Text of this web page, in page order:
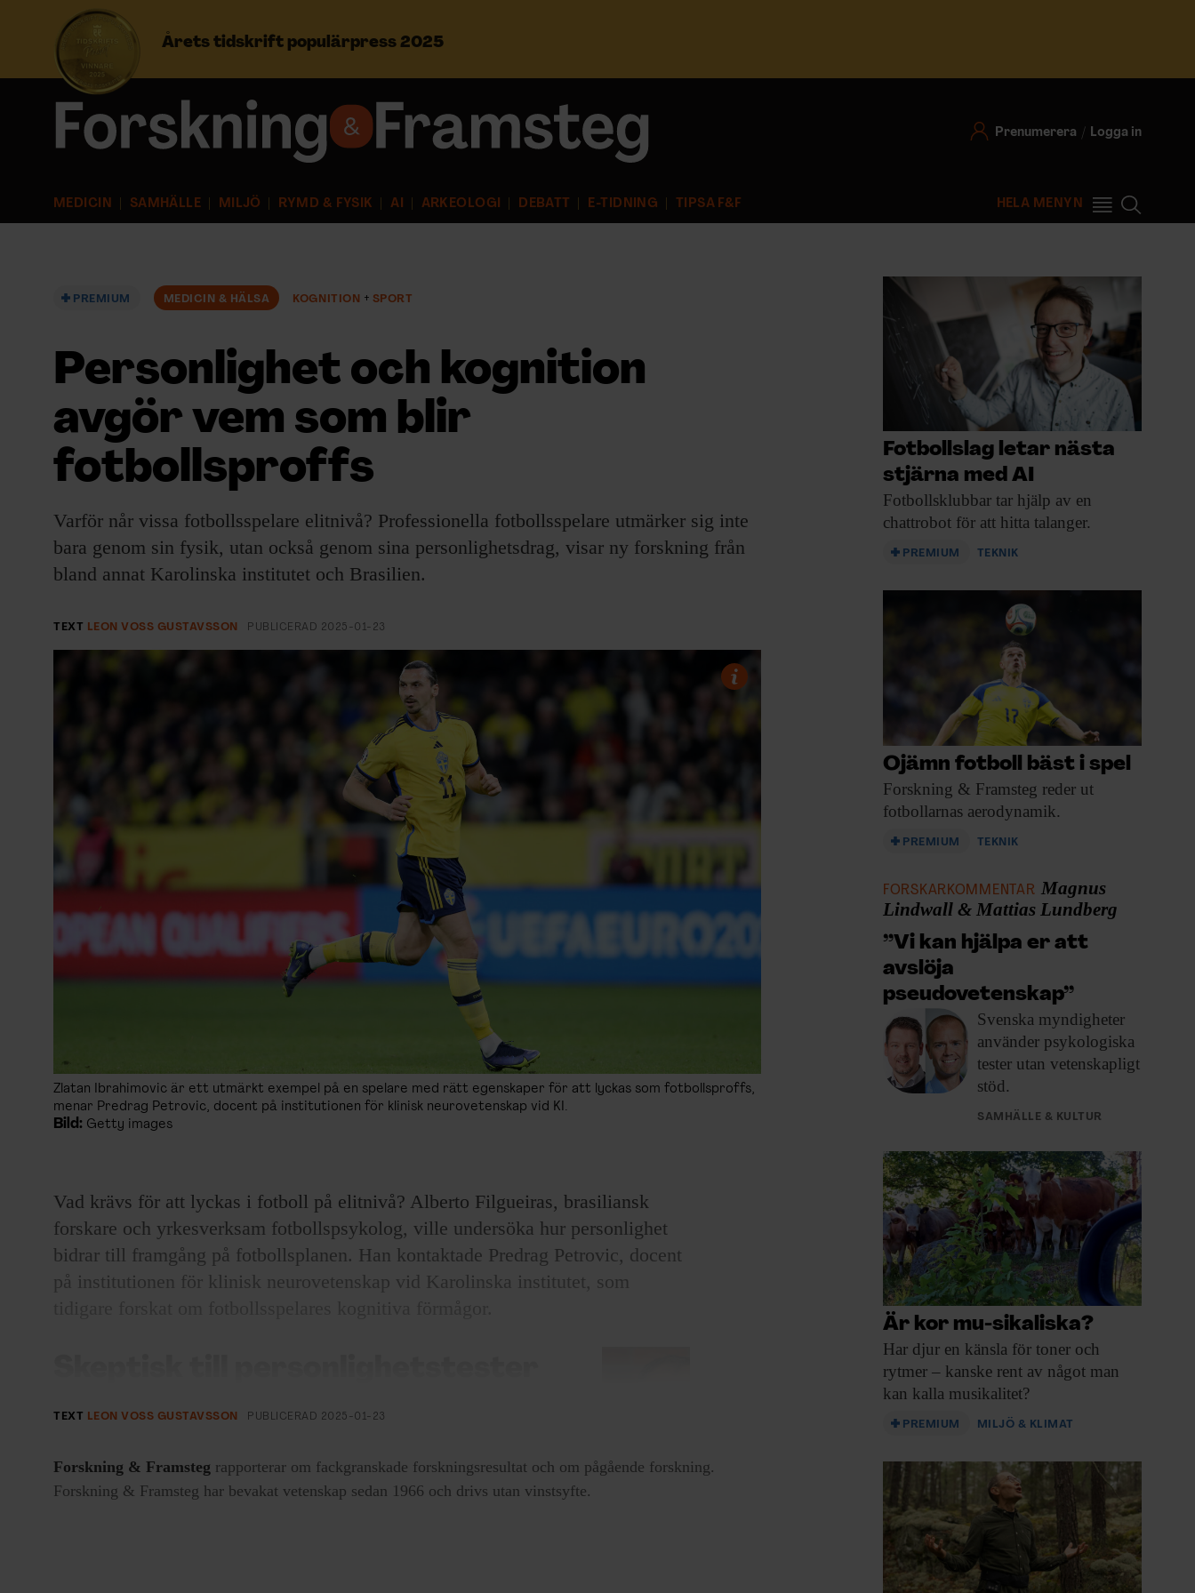
Årets tidskrift populärpress 2025
Prenumerera Logga in
MEDICIN SAMHÄLLE MILJÖ RYMD & FYSIK AI ARKEOLOGI DEBATT E-TIDNING TIPSA F&F HELA MENYN
r
Prenumerera
NYHETSBREV
ARKIV & E-TIDNING
LYSSNA/PODD
EVENEMANG & RESOR
SHOP
KONTAKTA F&F
SKRIV I F&F
ANNONSERA I F&F
PREMIUM MEDICIN & HÄLSA KOGNITION SPORT
Personlighet och kognition
avgör vem som blir
fotbollsproffs
Varför når vissa fotbollsspelare elitnivå? Professionella fotbollsspelare utmärker sig inte
bara genom sin fysik, utan också genom sina personlighetsdrag, visar ny forskning från
bland annat Karolinska institutet och Brasilien.
TEXT LEON VOSS GUSTAVSSON PUBLICERAD 2025-01-23
Zlatan Ibrahimovic är ett utmärkt exempel på en spelare med rätt egenskaper för att lyckas som fotbollsproffs,
menar Predrag Petrovic, docent på institutionen för klinisk neurovetenskap vid KI.
Bild: Getty images
Vad krävs för att lyckas i fotboll på elitnivå? Alberto Filgueiras, brasiliansk
forskare och yrkesverksam fotbollspsykolog, ville undersöka hur personlighet
bidrar till framgång på fotbollsplanen. Han kontaktade Predrag Petrovic, docent
på institutionen för klinisk neurovetenskap vid Karolinska institutet, som
Predrag Petrovicstidigare arbetehade gett lovande insikter, men
att resultaten kunde generaliseras och ge en bredare bild av
sambandet mellan personlighet och framgång, genomförde
TEXT LEON VOSS GUSTAVSSON PUBLICERAD 2025-01-23
Forskning & Framsteg rapporterar om fackgranskade forskningsresultat och om pågående forskning.
Forskning & Framsteg har bevakat vetenskap sedan 1966 och drivs utan vinstsyfte.
Fotbollslag letar nästa
stjärna med AI
Fotbollsklubbar tar hjälp av en
chattrobot för att hitta talanger.
PREMIUM TEKNIK
Ojämn fotboll bäst i spel
Forskning & Framsteg reder ut
fotbollarnas aerodynamik.
PREMIUM TEKNIK
FORSKARKOMMENTAR Magnus
Lindwall & Mattias Lundberg
”Vi kan hjälpa er att
avslöja
pseudovetenskap”
Svenska myndigheter
använder psykologiska
tester utan vetenskapligt
stöd.
SAMHÄLLE & KULTUR
Är kor mu-sikaliska?
Har djur en känsla för toner och
rytmer – kanske rent av något man
kan kalla musikalitet?
PREMIUM MILJÖ & KLIMAT